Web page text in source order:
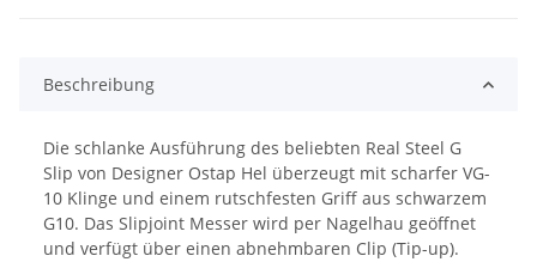
Beschreibung
Die schlanke Ausführung des beliebten Real Steel G
Slip von Designer Ostap Hel überzeugt mit scharfer VG-
10 Klinge und einem rutschfesten Griff aus schwarzem
G10. Das Slipjoint Messer wird per Nagelhau geöffnet
und verfügt über einen abnehmbaren Clip (Tip-up).